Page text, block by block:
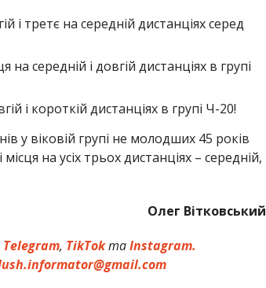
і третє на середній дистанціях серед
середній і довгій дистанціях в групі
і короткій дистанціях в групі Ч-20!
у віковій групі не молодших 45 років
на усіх трьох дистанціях – середній,
Олег Вітковський
Telegram, TikTokтаInstagram.